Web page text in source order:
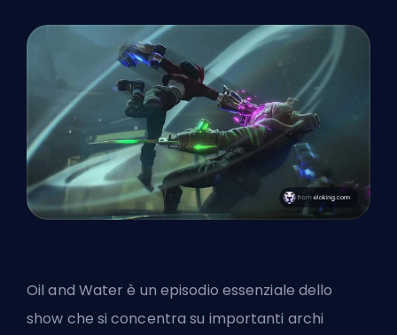
Oil and Water è un episodio essenziale dello
show che si concentra su importanti archi